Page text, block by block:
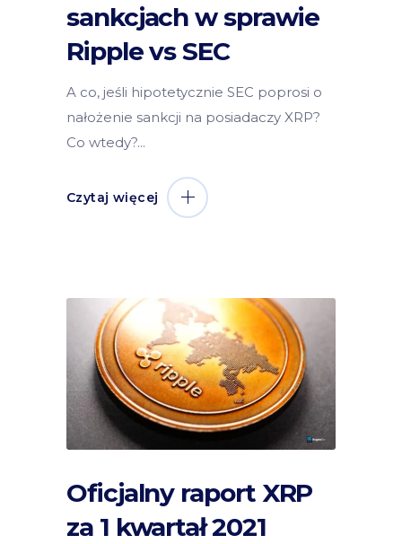
sankcjach w sprawie
Ripple vs SEC
A co, jeśli hipotetycznie SEC poprosi o
nałożenie sankcji na posiadaczy XRP?
Co wtedy?
Czytaj więcej
Oficjalny raport XRP
za 1 kwartał 2021